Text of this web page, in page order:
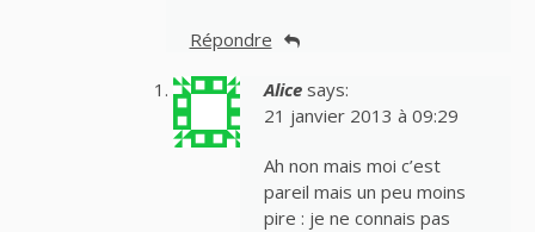
Répondre
Alice says:
21 janvier 2013 à 09:29
Ah non mais moi c’est
pareil mais un peu moins
pire : je ne connais pas